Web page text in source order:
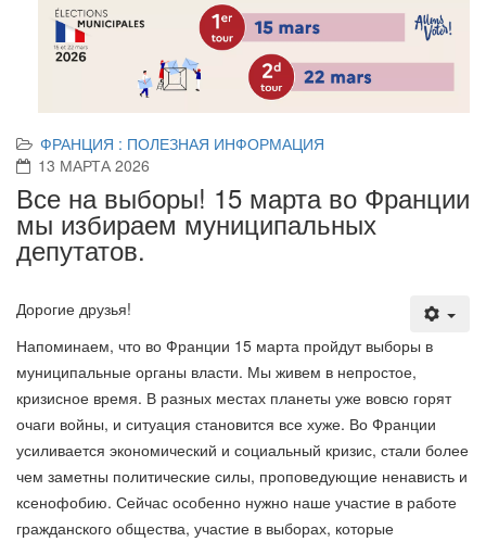
ФРАНЦИЯ : ПОЛЕЗНАЯ ИНФОРМАЦИЯ
13 МАРТА 2026
Все на выборы! 15 марта во Франции
мы избираем муниципальных
депутатов.
Дорогие друзья!
Напоминаем, что во Франции 15 марта пройдут выборы в
муниципальные органы власти. Мы живем в непростое,
кризисное время. В разных местах планеты уже вовсю горят
очаги войны, и ситуация становится все хуже. Во Франции
усиливается экономический и социальный кризис, стали более
чем заметны политические силы, проповедующие ненависть и
ксенофобию. Сейчас особенно нужно наше участие в работе
гражданского общества, участие в выборах, которые